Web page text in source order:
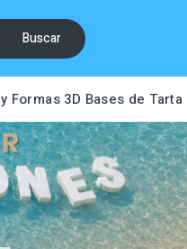
Buscar
Formas 3D Bases de Tarta